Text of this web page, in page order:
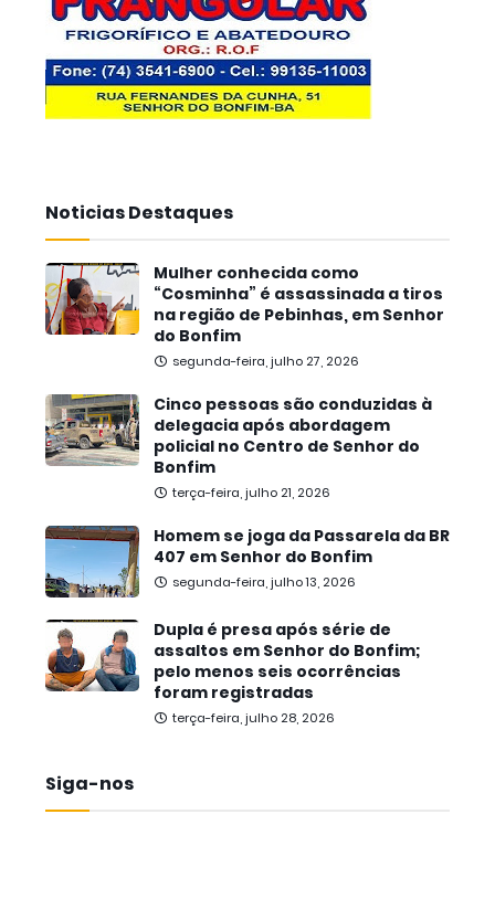
Noticias Destaques
Mulher conhecida como
“Cosminha” é assassinada a tiros
na região de Pebinhas, em Senhor
do Bonfim
segunda-feira, julho 27, 2026
Cinco pessoas são conduzidas à
delegacia após abordagem
policial no Centro de Senhor do
Bonfim
terça-feira, julho 21, 2026
Homem se joga da Passarela da BR
407 em Senhor do Bonfim
segunda-feira, julho 13, 2026
Dupla é presa após série de
assaltos em Senhor do Bonfim;
pelo menos seis ocorrências
foram registradas
terça-feira, julho 28, 2026
Siga-nos